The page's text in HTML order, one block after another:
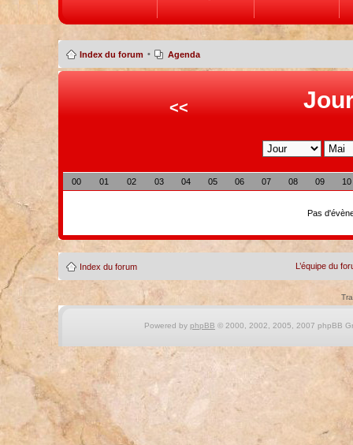
Index du forum • Agenda
<<
00 01 02 03 04 05 06 07 08 09 10
Pas
Index du forum L’équipe du
Powered by phpBB © 2000, 2002, 2005, 2007 phpBB